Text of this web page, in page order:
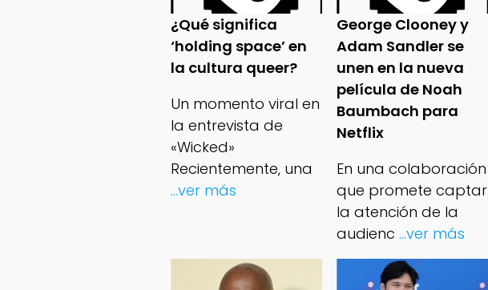
¿Qué significa
‘holding space’ en
la cultura queer?
Un momento viral en
la entrevista de
«Wicked»
Recientemente, una
...ver más
George Clooney y
Adam Sandler se
unen en la nueva
película de Noah
Baumbach para
Netflix
En una colaboración
que promete captar
la atención de la
audienc ...ver más